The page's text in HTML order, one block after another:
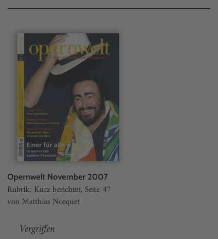
Opernwelt November 2007
Rubrik: Kurz berichtet, Seite 47
von Matthias Norquet
Vergriffen